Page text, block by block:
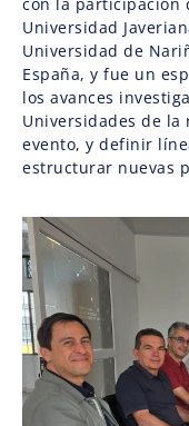
Universidad
Universidad de
España, y fue un
los avances
Universidades de
evento, y definir
estructurar nuevas